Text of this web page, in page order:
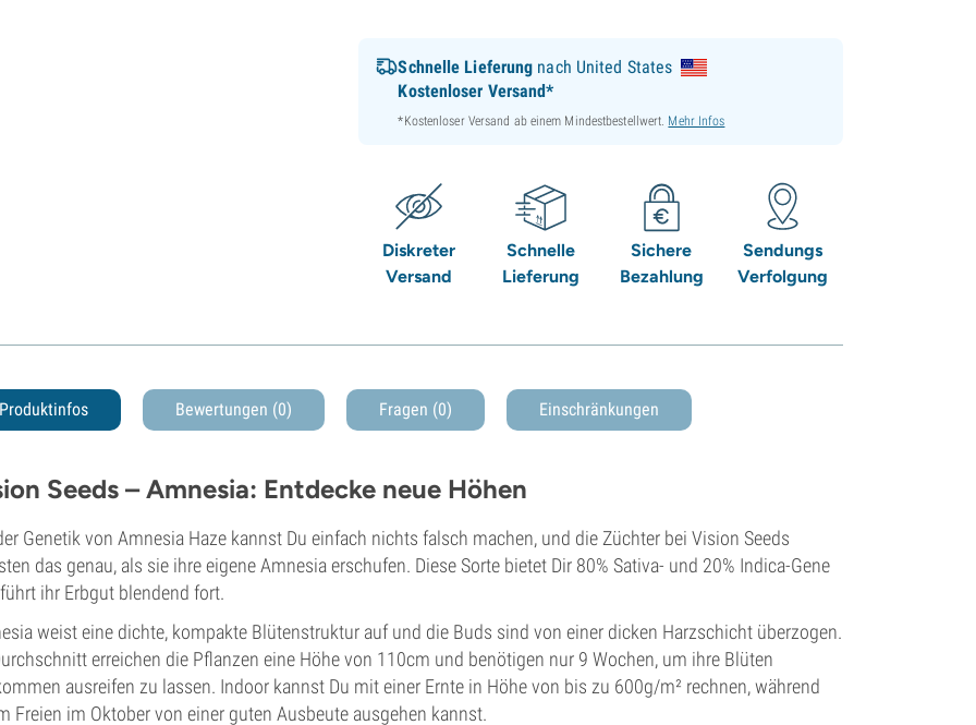
Schnelle Lieferung nach United States
Kostenloser Versand*
*Kostenloser Versand ab einem Mindestbestellwert. Mehr Infos
Diskreter
Versand
Schnelle
Lieferung
Sichere
Bezahlung
Sendungs
Verfolgung
Produktinfos Bewertungen (0) Fragen (0) Einschränkungen
Seeds – Amnesia: Entdecke neue Höhen
Genetik von Amnesia Haze kannst Du einfach nichts falsch machen, und die Züchter bei Vision Seeds
das genau, als sie ihre eigene Amnesia erschufen. Diese Sorte bietet Dir 80% Sativa- und 20% Indica-Gene
ihr Erbgut blendend fort.
weist eine dichte, kompakte Blütenstruktur auf und die Buds sind von einer dicken Harzschicht überzogen.
erreichen die Pflanzen eine Höhe von 110cm und benötigen nur 9 Wochen, um ihre Blüten
ausreifen zu lassen. Indoor kannst Du mit einer Ernte in Höhe von bis zu 600g/m² rechnen, während
Freien im Oktober von einer guten Ausbeute ausgehen kannst.